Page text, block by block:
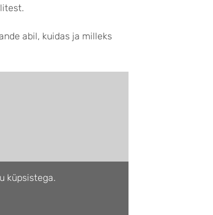
abil, kuidas ja milleks
küpsistega.